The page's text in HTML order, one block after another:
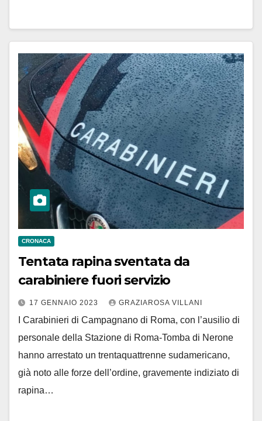
CRONACA
Tentata rapina sventata da
carabiniere fuori servizio
17 GENNAIO 2023 GRAZIAROSA VILLANI
I Carabinieri di Campagnano di Roma, con l’ausilio di
personale della Stazione di Roma-Tomba di Nerone
hanno arrestato un trentaquattrenne sudamericano,
già noto alle forze dell’ordine, gravemente indiziato di
rapina…